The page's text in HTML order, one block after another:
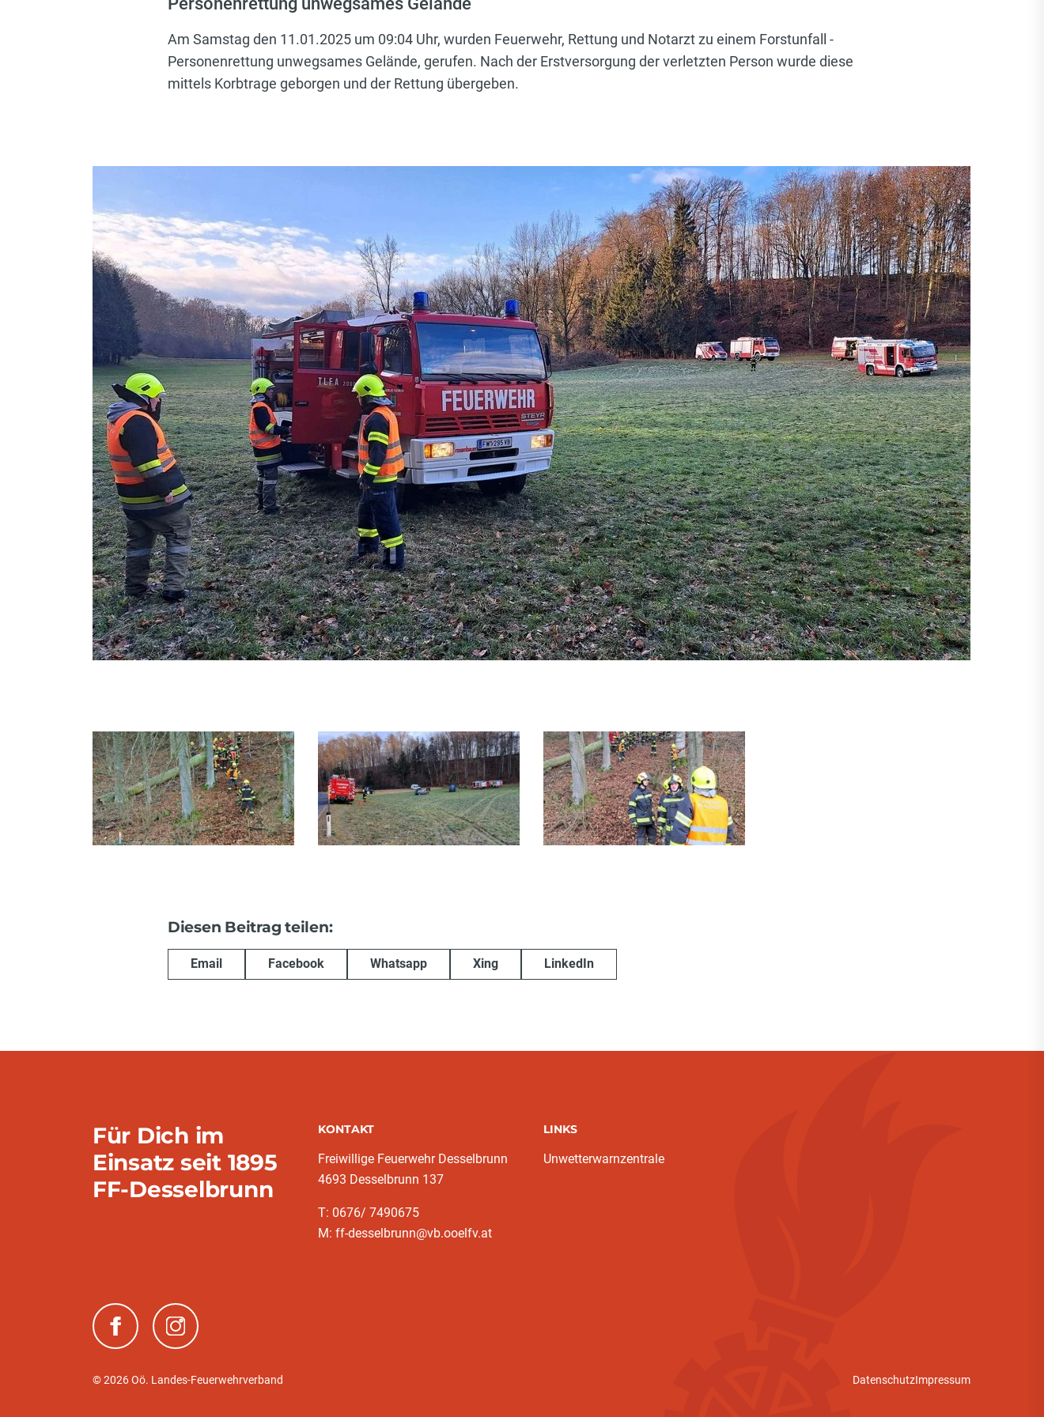
Am Samstag den 11.01.2025 um 09:04 Uhr, wurden Feuerwehr, Rettung und Notarzt zu einem Forstunfall -
Personenrettung unwegsames Gelände, gerufen. Nach der Erstversorgung der verletzten Person wurde diese
mittels Korbtrage geborgen und der Rettung übergeben.
Diesen Beitrag teilen:
Email Facebook Whatsapp Xing LinkedIn
Für Dich im
Einsatz seit 1895
FF-Desselbrunn
KONTAKT
Freiwillige Feuerwehr Desselbrunn
4693 Desselbrunn 137
T: 0676/ 7490675
M: ff-desselbrunn@vb.ooelfv.at
LINKS
Unwetterwarnzentrale
(neues Fenster)(neues Fenster)
© 2026 Oö. Landes-Feuerwehrverband DatenschutzImpressum